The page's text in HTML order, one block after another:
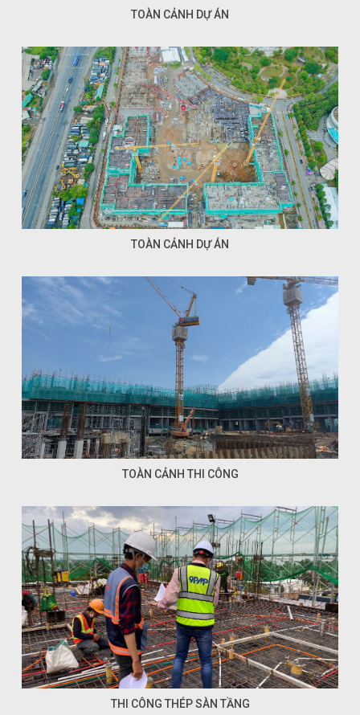
TOÀN CẢNH DỰ ÁN
TOÀN CẢNH DỰ ÁN
TOÀN CẢNH THI CÔNG
THI CÔNG THÉP SÀN TẦNG